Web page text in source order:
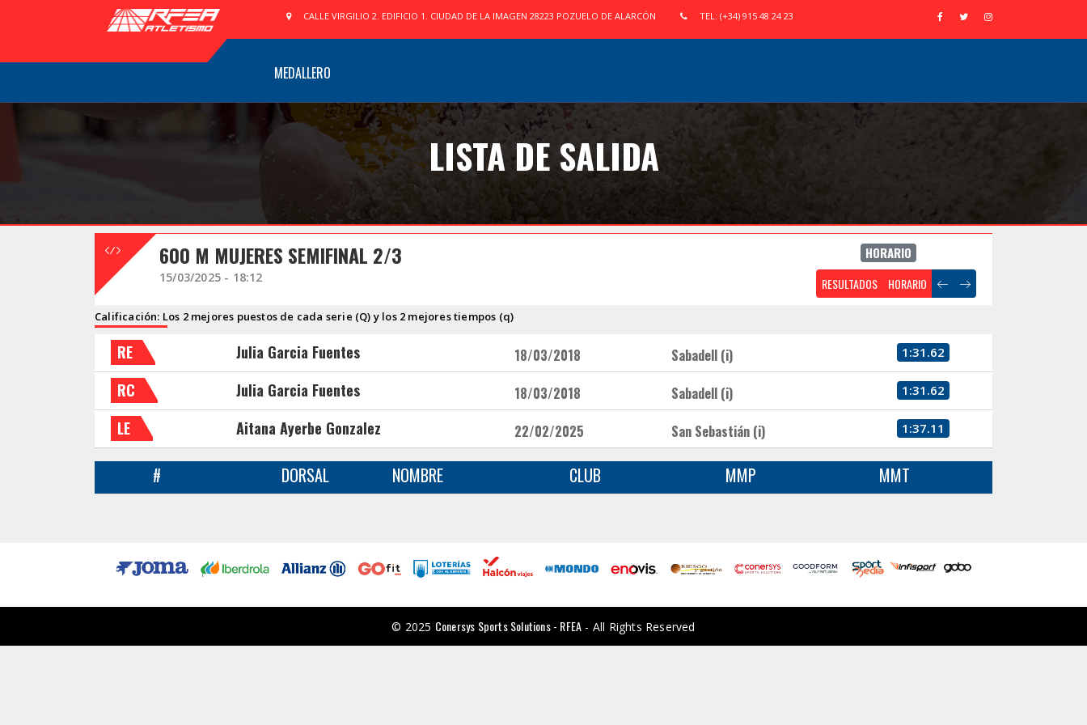
CALLE VIRGILIO 2. EDIFICIO 1. CIUDAD DE LA IMAGEN 28223 POZUELO DE ALARCÓN TEL: (+34) 915 48 24 23
MEDALLERO
LISTA DE SALIDA
600 M MUJERES SEMIFINAL 2/3 HORARIO
15/03/2025 - 18:12 RESULTADOS HORARIO
Calificación: Los 2 mejores puestos de cada serie (Q) y los 2 mejores tiempos (q)
RE Julia Garcia Fuentes 18/03/2018 Sabadell (i) 1:31.62
RC Julia Garcia Fuentes 18/03/2018 Sabadell (i) 1:31.62
LE Aitana Ayerbe Gonzalez 22/02/2025 San Sebastián (i) 1:37.11
# DORSAL NOMBRE CLUB MMP MMT
© 2025 Conersys Sports Solutions - RFEA - All Rights Reserved